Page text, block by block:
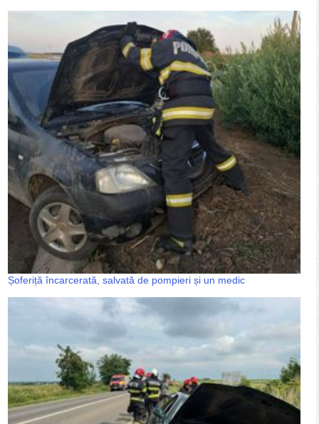
Șoferiță încarcerată, salvată de pompieri și un medic